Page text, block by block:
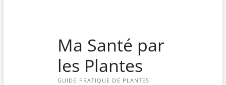
Ma Santé par
les Plantes
GUIDE PRATIQUE DE PLANTES